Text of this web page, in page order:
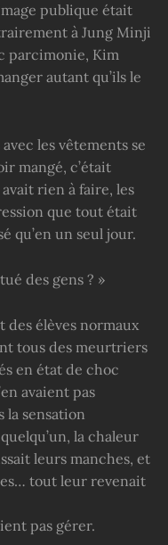
publique était
à Jung Minji
parcimonie, Kim
autant qu’ils le
avec les vêtements se
mangé, c’était
avait rien à faire, les
que tout était
qu’en un seul jour.
des gens ? »
des élèves normaux
tous des meurtriers
en état de choc
avaient pas
la sensation
la chaleur
leurs manches, et
tout leur revenait
pas gérer.